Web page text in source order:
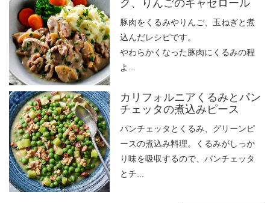
ク、りんごのキャセロール
豚肉をくるみやりんご、玉ねぎと煮
込んだレシピです。
やわらかくなった豚肉にくるみの程
よ...
カリフォルニアくるみとパン
チェッタの煮込みピース
パンチェッタとくるみ、グリーンピ
ースの煮込み料理。くるみがしっか
り味を吸収するので、パンチェッタ
とチ...